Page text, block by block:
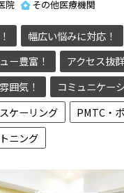
院
その他医療機関
幅広い悩みに対応！
ー豊富！
アクセス抜
囲気！
コミュニケー
ケーリング
PMTC・
ニング